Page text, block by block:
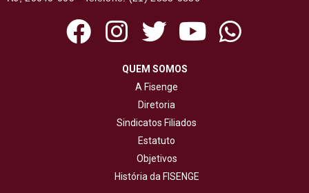
QUEM SOMOS
A Fisenge
Diretoria
Sindicatos Filiados
Estatuto
Objetivos
História da FISENGE